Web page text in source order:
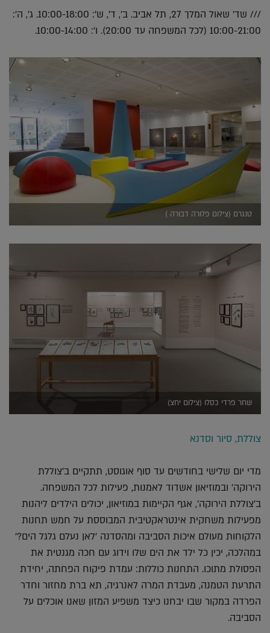
/// שד' שאול המלך 27, תל אביב. ב', ד', ש': 10:00-18:00. ג', ה':
10:00-21:00 (לכל המשפחה עד 20:00). ו': 10:00-14:00.
טנגרם (צילום פלורה דבורה )
שחר פרדי כסלו (צילום יחצ)
צוללת, סיור וסדנא
מדי יום שלישי בחודשים עד סוף אוגוסט, תתקיים ב'צוללת
הירוקה' ובמוזיאון אשדוד לאמנות, פעילות לכל המשפחה.
ב'צוללת הירוקה', אגף הקיימות במוזיאון, יכולים הילדים ליהנות
מפעילות משחקית אינטראקטיבית המבוססת על חמש תחנות
הלקוחות מעולם איכות הסביבה ומהסדנה 'לאן נעלם גלגל הים?'
במהלכה, יכין כל ילד את הים שלו וידוג עם חכה מגנטית את
הפסולת מתוכו. התחנות כוללות: עמדת פיקוח הפחתה, יחידת
התרעת הטמנה, מעבדת המרה לאנרגיה, תא ברת מחזור וחדר
הפרדה במקור שבו יבחנו כיצד משפיע המזון שאנו אוכלים על
הסביבה.